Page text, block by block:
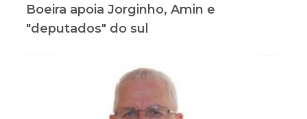
Boeira apoia Jorginho, Amin e
"deputados" do sul